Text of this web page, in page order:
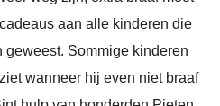
aan alle kinderen die
geweest. Sommige kinderen
wanneer hij even niet braaf